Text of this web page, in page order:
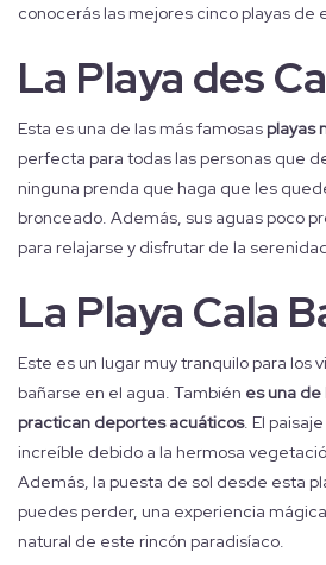
conocerás las mejores cinco playas de
La Playa des
Esta es una de las más famosas playas
perfecta para todas las personas que
ninguna prenda que haga que les
bronceado. Además, sus aguas poco
para relajarse y disfrutar de la
La Playa Cala
Este es un lugar muy tranquilo para los
bañarse en el agua. También es una de
practican deportes acuáticos. El
increíble debido a la hermosa
Además, la puesta de sol desde esta
puedes perder, una experiencia
natural de este rincón paradisíaco.